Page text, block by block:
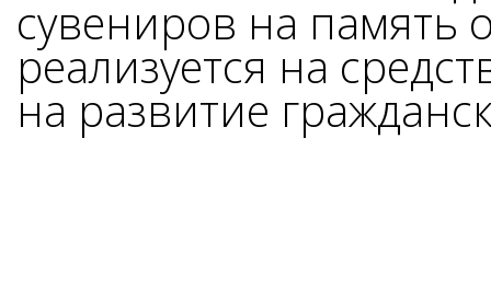
сувениров на память
реализуется на
на развитие